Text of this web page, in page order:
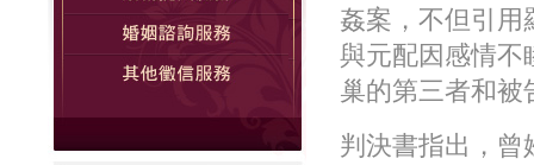
姦案，不但引用
與元配因感情不
巢的第三者和被
判決書指出，曾